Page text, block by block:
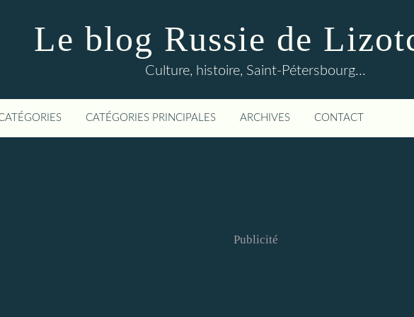
Le blog Russie de
Culture, histoire, Saint-Pétersbourg...
CATÉGORIES PRINCIPALES ARCHIVES CONTACT
Publicité